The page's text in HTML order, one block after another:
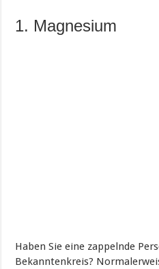
1. Magnesium
Haben Sie eine zappelnde
Bekanntenkreis?